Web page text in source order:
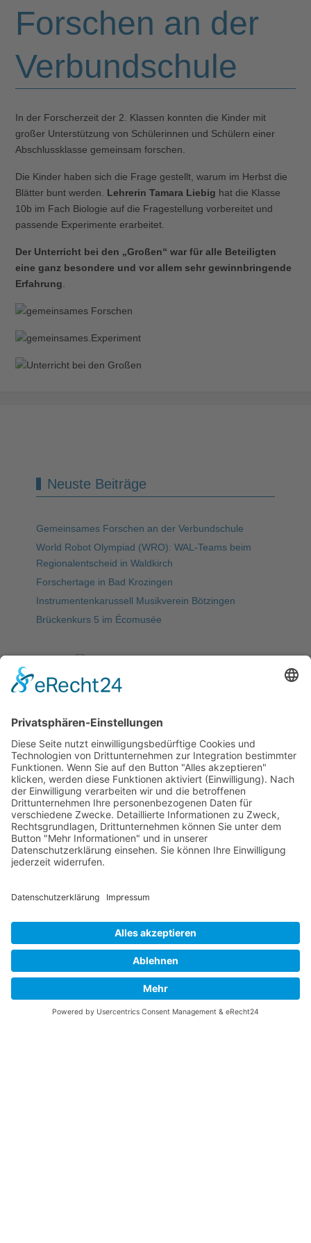
Forschen an der
Verbundschule
In der Forscherzeit der 2. Klassen konnten die Kinder mit
großer Unterstützung von Schülerinnen und Schülern einer
Abschlussklasse gemeinsam forschen.
Die Kinder haben sich die Frage gestellt, warum im Herbst die
Blätter bunt werden. Lehrerin Tamara Liebig hat die Klasse
10b im Fach Biologie auf die Fragestellung vorbereitet und
passende Experimente erarbeitet.
Der Unterricht bei den „Großen“ war für alle Beteiligten
eine ganz besondere und vor allem sehr gewinnbringende
Erfahrung.
Neuste Beiträge
Gemeinsames Forschen an der Verbundschule
World Robot Olympiad (WRO): WAL-Teams beim
Regionalentscheid in Waldkirch
Forschertage in Bad Krozingen
Instrumentenkarussell Musikverein Bötzingen
Brückenkurs 5 im Écomusée
5. WAL-Hackdays: letzte Vorbereitungen für den
„Marktplatz“ & Publikumspreis
Startseite
Allgemeine Informationen
Schulleitung/Verwaltung
Speiseplan
Datenschutz|Login
© Wilhelm-August-Lay-Schule Bötzingen 2026, Custom Design by
Webdesign Schreiber